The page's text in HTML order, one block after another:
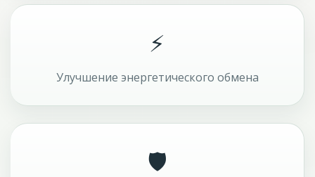
⚡
Улучшение энергетического обмена
🛡